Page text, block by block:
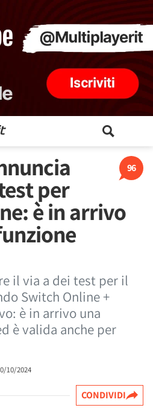
96
per
è in arrivo
il via a dei test per il
Switch Online +
è in arrivo una
è valida anche per
10/2024
CONDIVIDI